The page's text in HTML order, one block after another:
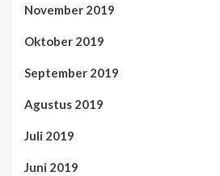
November 2019
Oktober 2019
September 2019
Agustus 2019
Juli 2019
Juni 2019